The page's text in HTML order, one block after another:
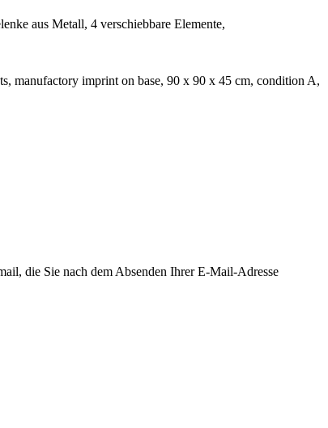
aus Metall, 4 verschiebbare Elemente,
manufactory imprint on base, 90 x 90 x 45 cm, condition A,
die Sie nach dem Absenden Ihrer E-Mail-Adresse